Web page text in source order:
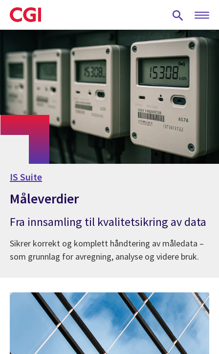
Skip
to
main
IS Suite
Måleverdier
Fra innsamling til kvalitetsikring av data
Sikrer korrekt og komplett håndtering av måledata –
som grunnlag for avregning, analyse og videre bruk.